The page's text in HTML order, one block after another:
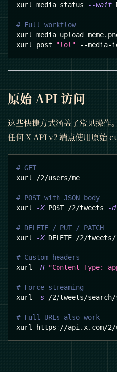
xurl media status
--wait
# Full workflow
xurl media
xurl post
"lol" --media-
原始 API 访问
这些快捷方式涵盖了常见操作
任何 X API v2 端点使用原始
# GET
xurl /2/users/me
# POST with JSON body
xurl
-X POST /2/tweets -d
# DELETE / PUT / PATCH
xurl
-X DELETE /2/tweets/
# Custom headers
xurl
-H "Content-Type:
# Force streaming
xurl
-s /2/tweets/search/
# Full URLs also work
xurl https://api.x.com/2/